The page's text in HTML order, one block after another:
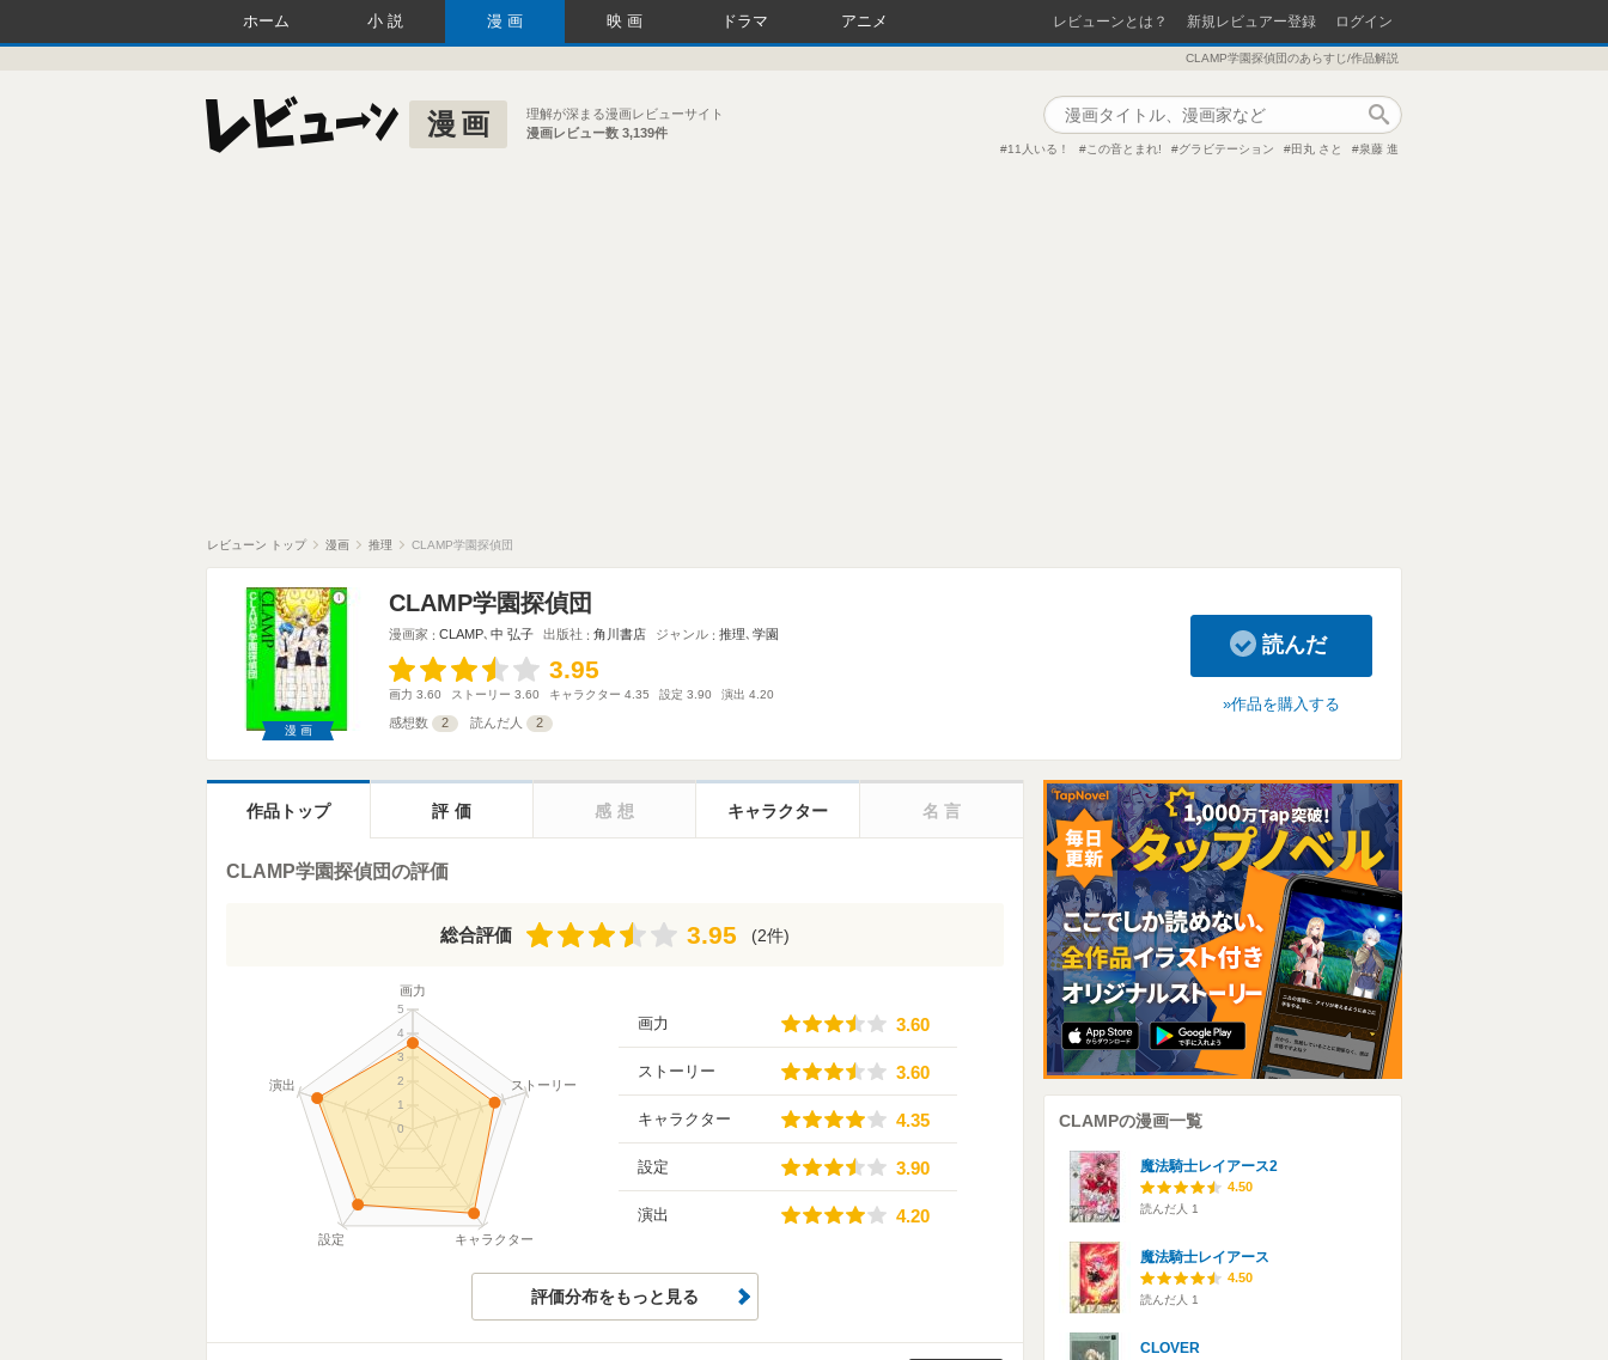
ホーム 小説 漫画 映画 ドラマ アニメ レビューンとは？ 新規レビュアー登録 ログイン
CLAMP学園探偵団のあらすじ/作品解説
漫画
理解が深まる漫画レビューサイト
漫画レビュー数 3,139件
11人いる！ この音とまれ! グラビテーション 田丸 さと 泉藤 進
レビューン トップ 漫画 推理 CLAMP学園探偵団
漫画
CLAMP学園探偵団
漫画家 CLAMP､ 中 弘子 出版社 角川書店 ジャンル 推理､ 学園
3.95
3.95
画力 3.60 ストーリー 3.60 キャラクター 4.35 設定 3.90 演出 4.20
感想数 2 読んだ人 2
読んだ
作品を購入する
作品トップ 評価 感想 キャラクター 名言
CLAMP学園探偵団の評価
総合評価 3.95
3.95 (2件)
画力
ストーリー
キャラクター
設定
演出
0
1
2
3
4
5
画力 3.60
3.60
ストーリー 3.60
3.60
キャラクター 4.35
4.35
設定 3.90
3.90
演出 4.20
4.20
評価分布をもっと見る
CLAMPの漫画一覧
魔法騎士レイアース2
4.50
読んだ人 1
魔法騎士レイアース
4.50
読んだ人 1
CLOVER